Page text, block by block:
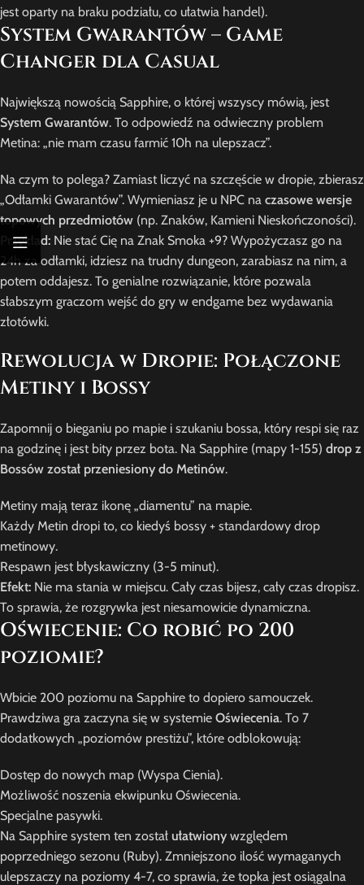
jest oparty na braku podziału, co ułatwia handel).
System Gwarantów – Game
Changer dla Casual
Największą nowością Sapphire, o której wszyscy mówią, jest
System Gwarantów. To odpowiedź na odwieczny problem
Metina: „nie mam czasu farmić 10h na ulepszacz”.
Na czym to polega? Zamiast liczyć na szczęście w dropie, zbierasz
„Odłamki Gwarantów”. Wymieniasz je u NPC na czasowe wersje
topowych przedmiotów (np. Znaków, Kamieni Nieskończoności).
Przykład: Nie stać Cię na Znak Smoka +9? Wypożyczasz go na
24h za odłamki, idziesz na trudny dungeon, zarabiasz na nim, a
potem oddajesz. To genialne rozwiązanie, które pozwala
słabszym graczom wejść do gry w endgame bez wydawania
złotówki.
Rewolucja w Dropie: Połączone
Metiny i Bossy
Zapomnij o bieganiu po mapie i szukaniu bossa, który respi się raz
na godzinę i jest bity przez bota. Na Sapphire (mapy 1-155) drop z
Bossów został przeniesiony do Metinów.
Metiny mają teraz ikonę „diamentu” na mapie.
Każdy Metin dropi to, co kiedyś bossy + standardowy drop
metinowy.
Respawn jest błyskawiczny (3-5 minut).
Efekt: Nie ma stania w miejscu. Cały czas bijesz, cały czas dropisz.
To sprawia, że rozgrywka jest niesamowicie dynamiczna.
Oświecenie: Co robić po 200
poziomie?
Wbicie 200 poziomu na Sapphire to dopiero samouczek.
Prawdziwa gra zaczyna się w systemie Oświecenia. To 7
dodatkowych „poziomów prestiżu”, które odblokowują:
Dostęp do nowych map (Wyspa Cienia).
Możliwość noszenia ekwipunku Oświecenia.
Specjalne pasywki.
Na Sapphire system ten został ułatwionywzględem
poprzedniego sezonu (Ruby). Zmniejszono ilość wymaganych
ulepszaczy na poziomy 4-7, co sprawia, że topka jest osiągalna